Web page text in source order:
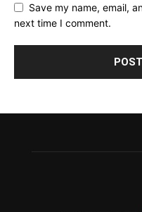
Save my name, email,
next time I comment.